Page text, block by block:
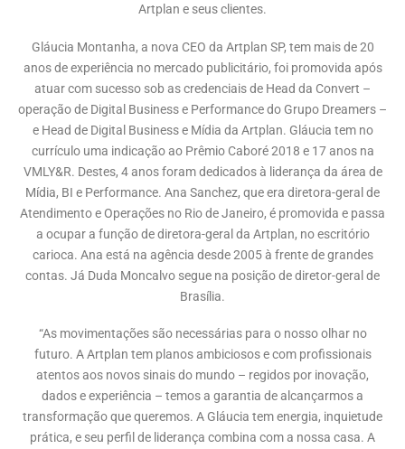
Artplan e seus clientes.
Gláucia Montanha, a nova CEO da Artplan SP, tem mais de 20
anos de experiência no mercado publicitário, foi promovida após
atuar com sucesso sob as credenciais de Head da Convert –
operação de Digital Business e Performance do Grupo Dreamers –
e Head de Digital Business e Mídia da Artplan. Gláucia tem no
currículo uma indicação ao Prêmio Caboré 2018 e 17 anos na
VMLY&R. Destes, 4 anos foram dedicados à liderança da área de
Mídia, BI e Performance. Ana Sanchez, que era diretora-geral de
Atendimento e Operações no Rio de Janeiro, é promovida e passa
a ocupar a função de diretora-geral da Artplan, no escritório
carioca. Ana está na agência desde 2005 à frente de grandes
contas. Já Duda Moncalvo segue na posição de diretor-geral de
Brasília.
“As movimentações são necessárias para o nosso olhar no
futuro. A Artplan tem planos ambiciosos e com profissionais
atentos aos novos sinais do mundo – regidos por inovação,
dados e experiência – temos a garantia de alcançarmos a
transformação que queremos. A Gláucia tem energia, inquietude
prática, e seu perfil de liderança combina com a nossa casa. A